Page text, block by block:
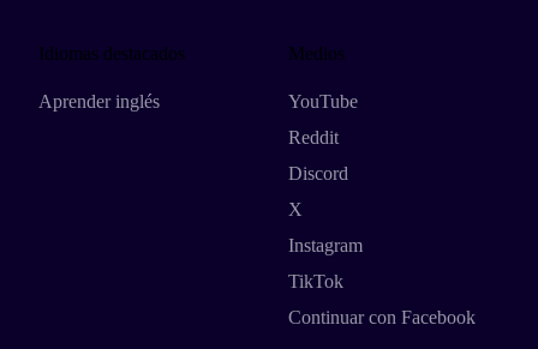
Idiomas destacados
Aprender inglés
Medios
YouTube
Reddit
Discord
X
Instagram
TikTok
Continuar con Facebook